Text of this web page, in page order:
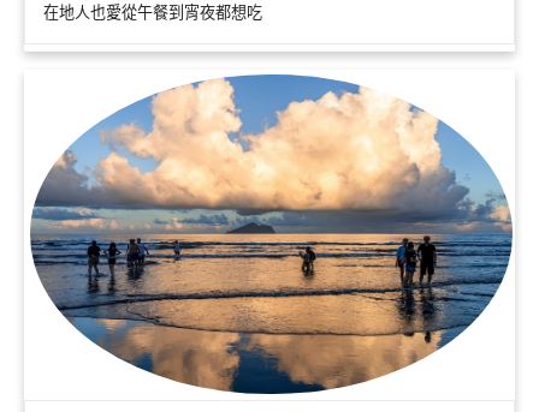
在地人也愛從午餐到宵夜都想吃